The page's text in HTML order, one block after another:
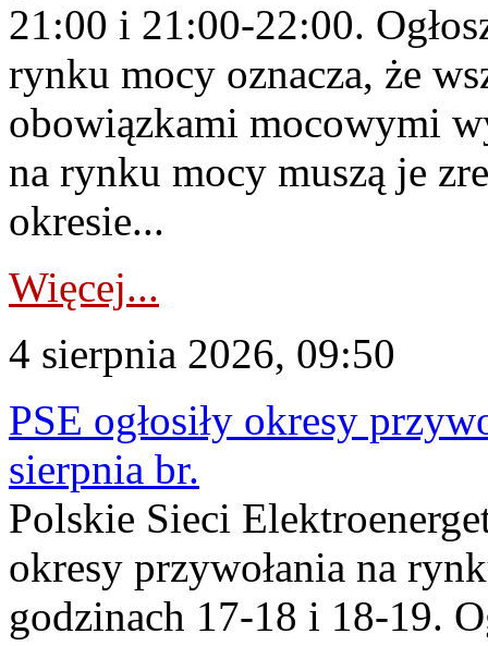
21:00 i 21:00-22:00.
rynku mocy oznacza, że
obowiązkami mocowymi
na rynku mocy muszą je
okresie...
Więcej...
4 sierpnia 2026, 09:50
PSE ogłosiły okresy
sierpnia br.
Polskie Sieci
okresy przywołania na
godzinach 17-18 i 18-19.